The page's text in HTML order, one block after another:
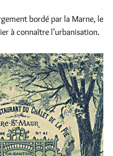
bordé par la Marne, le
à connaître l’urbanisation.